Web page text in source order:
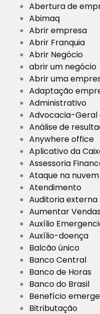
Abertura de
Abimaq
Abrir empresa
Abrir Franquia
Abrir Negócio
abrir um negócio
Abrir uma
Adaptação
Administrativo
Advocacia-Geral
Análise de
Anywhere office
Aplicativo da
Assessoria
Ataque na nuvem
Atendimento
Auditoria externa
Aumentar
Auxílio
Auxílio-doença
Balcão único
Banco Central
Banco de Horas
Banco do Brasil
Benefício
Bitributação